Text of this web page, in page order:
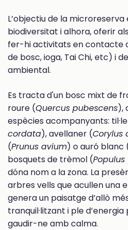
L’objectiu de la
biodiversitat i alhora, oferir
fer-hi activitats en contacte
de bosc, ioga, Tai Chi, etc) i
ambiental.
Es tracta d'un bosc mixt de
roure (Quercus pubescens),
espècies acompanyants:
cordata), avellaner (Corylus
(Prunus avium) o auró blanc
bosquets de trèmol (
dóna nom a la zona. La
arbres vells que acullen una
genera un paisatge d’allò
tranquil·litzant i ple
gaudir-ne amb calma.